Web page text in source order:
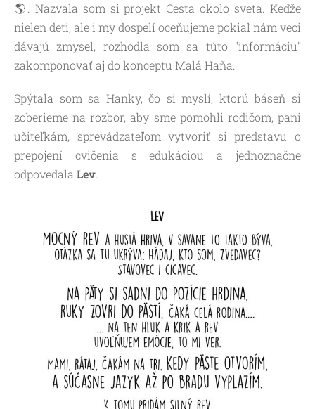
🌎. Nazvala som si projekt Cesta okolo sveta. Keďže
nielen deti, ale i my dospelí oceňujeme pokiaľ nám veci
dávajú zmysel, rozhodla som sa túto "informáciu"
zakomponovať aj do konceptu Malá Haňa.
Spýtala som sa Hanky, čo si myslí, ktorú báseň si
zoberieme na rozbor, aby sme pomohli rodičom, pani
učiteľkám, sprevádzateľom vytvoriť si predstavu o
prepojení cvičenia s edukáciou a jednoznačne
odpovedala Lev.